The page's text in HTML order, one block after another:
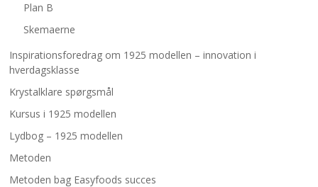
Plan B
Skemaerne
Inspirationsforedrag om 1925 modellen – innovation i
hverdagsklasse
Krystalklare spørgsmål
Kursus i 1925 modellen
Lydbog – 1925 modellen
Metoden
Metoden bag Easyfoods succes